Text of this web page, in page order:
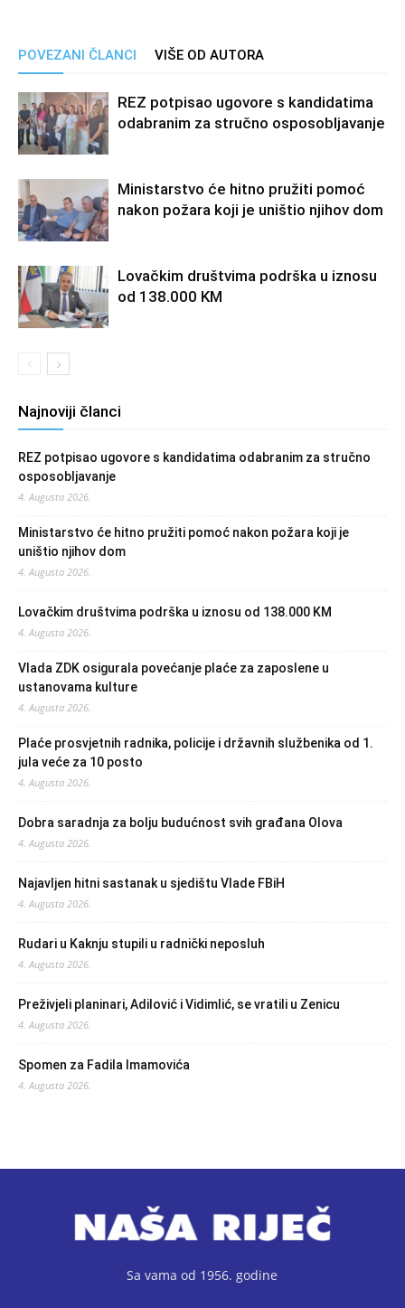
POVEZANI ČLANCI VIŠE OD AUTORA
REZ potpisao ugovore s kandidatima
odabranim za stručno osposobljavanje
Ministarstvo će hitno pružiti pomoć
nakon požara koji je uništio njihov dom
Lovačkim društvima podrška u iznosu
od 138.000 KM
Najnoviji članci
REZ potpisao ugovore s kandidatima odabranim za stručno
osposobljavanje
4. Augusta 2026.
Ministarstvo će hitno pružiti pomoć nakon požara koji je
uništio njihov dom
4. Augusta 2026.
Lovačkim društvima podrška u iznosu od 138.000 KM
4. Augusta 2026.
Vlada ZDK osigurala povećanje plaće za zaposlene u
ustanovama kulture
4. Augusta 2026.
Plaće prosvjetnih radnika, policije i državnih službenika od 1.
jula veće za 10 posto
4. Augusta 2026.
Dobra saradnja za bolju budućnost svih građana Olova
4. Augusta 2026.
Najavljen hitni sastanak u sjedištu Vlade FBiH
4. Augusta 2026.
Rudari u Kaknju stupili u radnički neposluh
4. Augusta 2026.
Preživjeli planinari, Adilović i Vidimlić, se vratili u Zenicu
4. Augusta 2026.
Spomen za Fadila Imamovića
4. Augusta 2026.
Sa vama od 1956. godine